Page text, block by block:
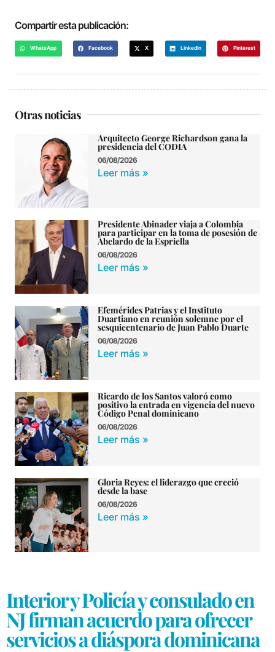
Compartir esta publicación:
WhatsApp Facebook X LinkedIn Pinterest
Otras noticias
Arquitecto George Richardson gana la
presidencia del CODIA
06/08/2026
Leer más »
Presidente Abinader viaja a Colombia
para participar en la toma de posesión de
Abelardo de la Espriella
06/08/2026
Leer más »
Efemérides Patrias y el Instituto
Duartiano en reunión solemne por el
sesquicentenario de Juan Pablo Duarte
06/08/2026
Leer más »
Ricardo de los Santos valoró como
positivo la entrada en vigencia del nuevo
Código Penal dominicano
06/08/2026
Leer más »
Gloria Reyes: el liderazgo que creció
desde la base
06/08/2026
Leer más »
Interior y Policía y consulado en
NJ firman acuerdo para ofrecer
servicios a diáspora dominicana